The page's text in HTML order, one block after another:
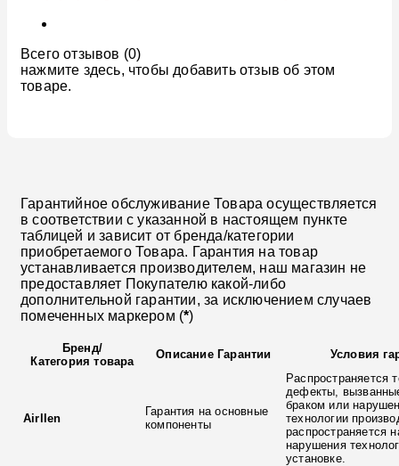
Всего отзывов (0)
нажмите здесь, чтобы добавить отзыв об этом
товаре.
Гарантийное обслуживание Товара осуществляется
в соответствии с указанной в настоящем пункте
таблицей и зависит от бренда/категории
приобретаемого Товара. Гарантия на товар
устанавливается производителем, наш магазин не
предоставляет Покупателю какой-либо
дополнительной гарантии, за исключением случаев
помеченных маркером (*)
Бренд/
Категория товара
Описание Гарантии Условия
Airllen
Гарантия на основные
компоненты
Распространяется
дефекты,
браком или
технологии
распространяется
нарушения
установке.